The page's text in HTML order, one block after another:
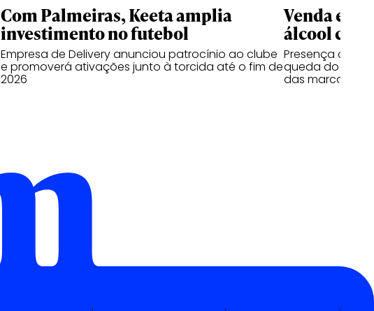
Com Palmeiras, Keeta amplia
investimento no futebol
Empresa de Delivery anunciou patrocínio ao clube
e promoverá ativações junto à torcida até o fim de
2026
Venda e
álcool
Presença de
queda do
das marcas